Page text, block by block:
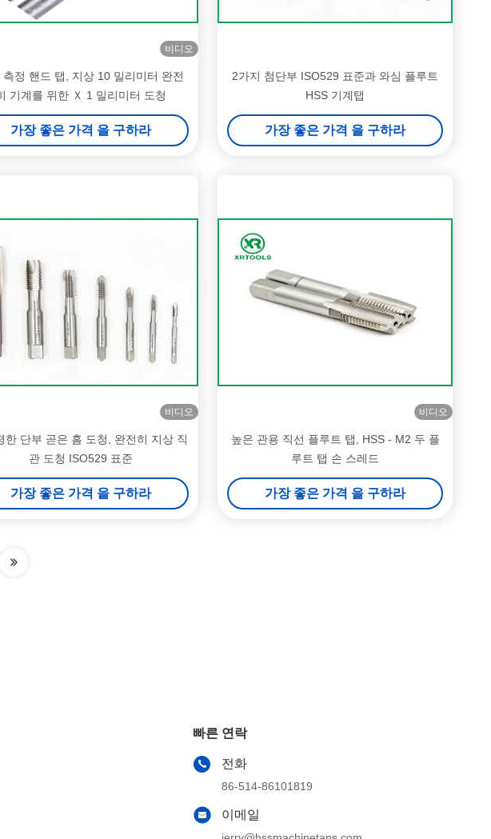
비디오
측정 핸드 탭, 지상 10 밀리미터 완전
기계를 위한 Ｘ 1 밀리미터 도청
가장 좋은 가격 을 구하라
2가지 첨단부 ISO529 표준과 와심 플루트
HSS 기계탭
가장 좋은 가격 을 구하라
비디오
한 단부 곧은 홈 도청, 완전히 지상 직
관 도청 ISO529 표준
가장 좋은 가격 을 구하라
비디오
높은 관용 직선 플루트 탭, HSS - M2 두 플
루트 탭 손 스레드
가장 좋은 가격 을 구하라
빠른 연락
전화
86-514-86101819
이메일